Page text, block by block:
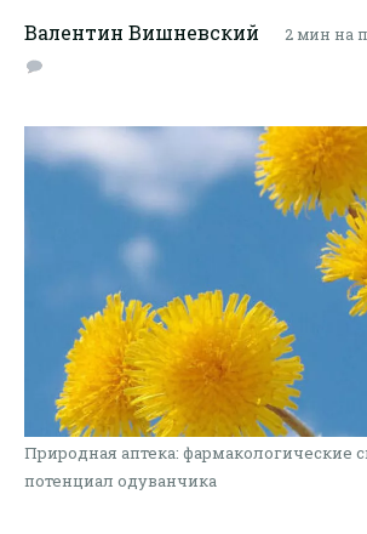
Валентин Вишневский 2 мин на
Природная аптека: фармакологические
потенциал одуванчика